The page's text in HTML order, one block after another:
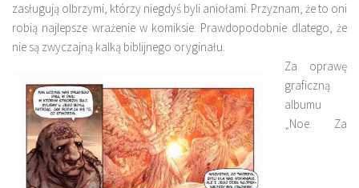
zasługują olbrzymi, którzy niegdyś byli aniołami. Przyznam, że to oni
robią najlepsze wrażenie w komiksie. Prawdopodobnie dlatego, że
nie są zwyczajną kalką biblijnego oryginału.
Za oprawę
graficzną
albumu
„Noe. Za